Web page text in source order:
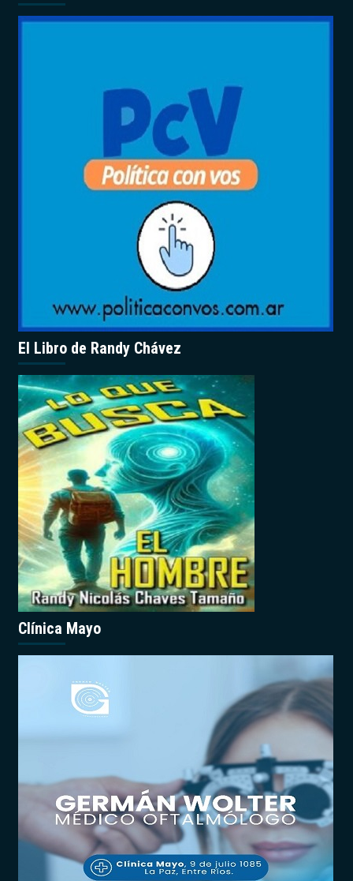
El Libro de Randy Chávez
Clínica Mayo